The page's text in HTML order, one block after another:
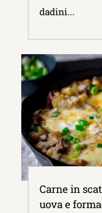
dadini...
Carne in
uova e